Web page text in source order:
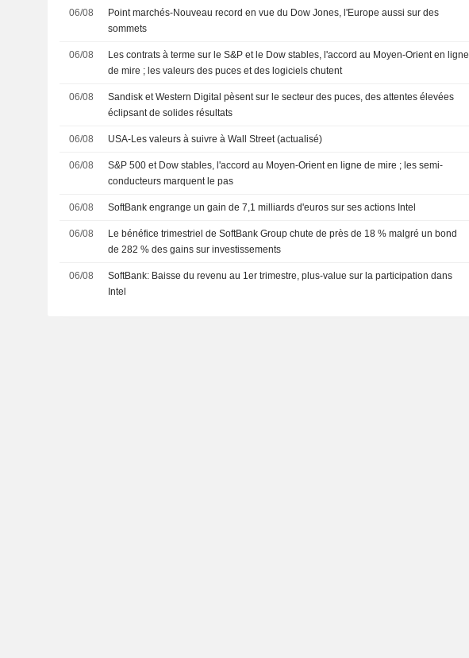
06/08
Point marchés-Nouveau record en vue du Dow Jones, l'Europe aussi sur des
sommets
06/08
Les contrats à terme sur le S&P et le Dow stables, l'accord au Moyen-Orient en ligne
de mire ; les valeurs des puces et des logiciels chutent
06/08
Sandisk et Western Digital pèsent sur le secteur des puces, des attentes élevées
éclipsant de solides résultats
06/08 USA-Les valeurs à suivre à Wall Street (actualisé)
06/08
S&P 500 et Dow stables, l'accord au Moyen-Orient en ligne de mire ; les semi-
conducteurs marquent le pas
06/08 SoftBank engrange un gain de 7,1 milliards d'euros sur ses actions Intel
06/08
Le bénéfice trimestriel de SoftBank Group chute de près de 18 % malgré un bond
de 282 % des gains sur investissements
06/08
SoftBank: Baisse du revenu au 1er trimestre, plus-value sur la participation dans
Intel